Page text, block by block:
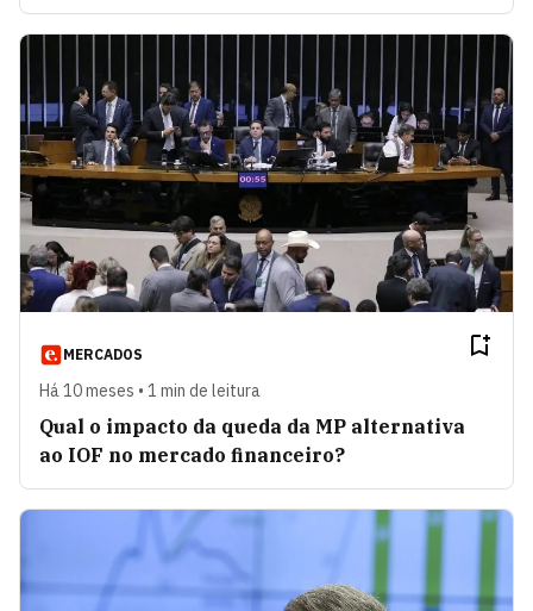
MERCADOS
Há 10 meses • 1 min de leitura
Qual o impacto da queda da MP alternativa
ao IOF no mercado financeiro?